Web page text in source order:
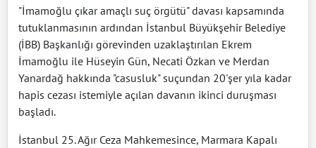
"İmamoğlu çıkar amaçlı suç örgütü" davası kapsamında
tutuklanmasının ardından İstanbul Büyükşehir Belediye
(İBB) Başkanlığı görevinden uzaklaştırılan Ekrem
İmamoğlu ile Hüseyin Gün, Necati Özkan ve Merdan
Yanardağ hakkında "casusluk" suçundan 20'şer yıla kadar
hapis cezası istemiyle açılan davanın ikinci duruşması
başladı.
İstanbul 25. Ağır Ceza Mahkemesince, Marmara Kapalı